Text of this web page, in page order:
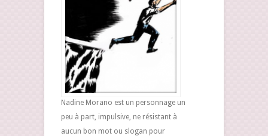
Nadine Morano est un personnage un
peu à part, impulsive, ne résistant à
aucun bon mot ou slogan pour